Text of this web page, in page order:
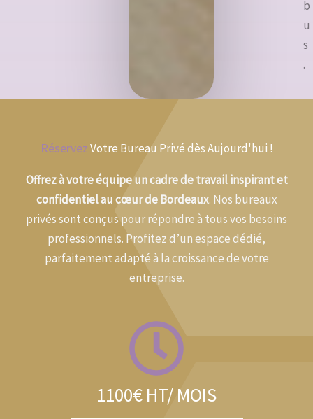
b
u
s
.
RéservezVotre Bureau Privé dès Aujourd'hui !
Offrez à votre équipe un cadre de travail inspirant et
confidentiel au cœur de Bordeaux. Nos bureaux
privés sont conçus pour répondre à tous vos besoins
professionnels. Profitez d’un espace dédié,
parfaitement adapté à la croissance de votre
entreprise.
1100€ HT/ MOIS